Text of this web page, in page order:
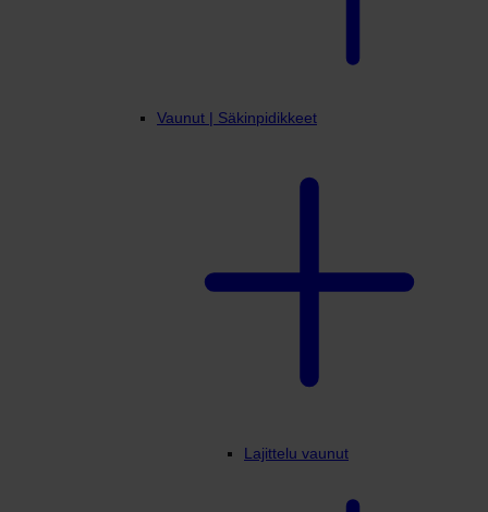
Vaunut | Säkinpidikkeet
Lajittelu vaunut